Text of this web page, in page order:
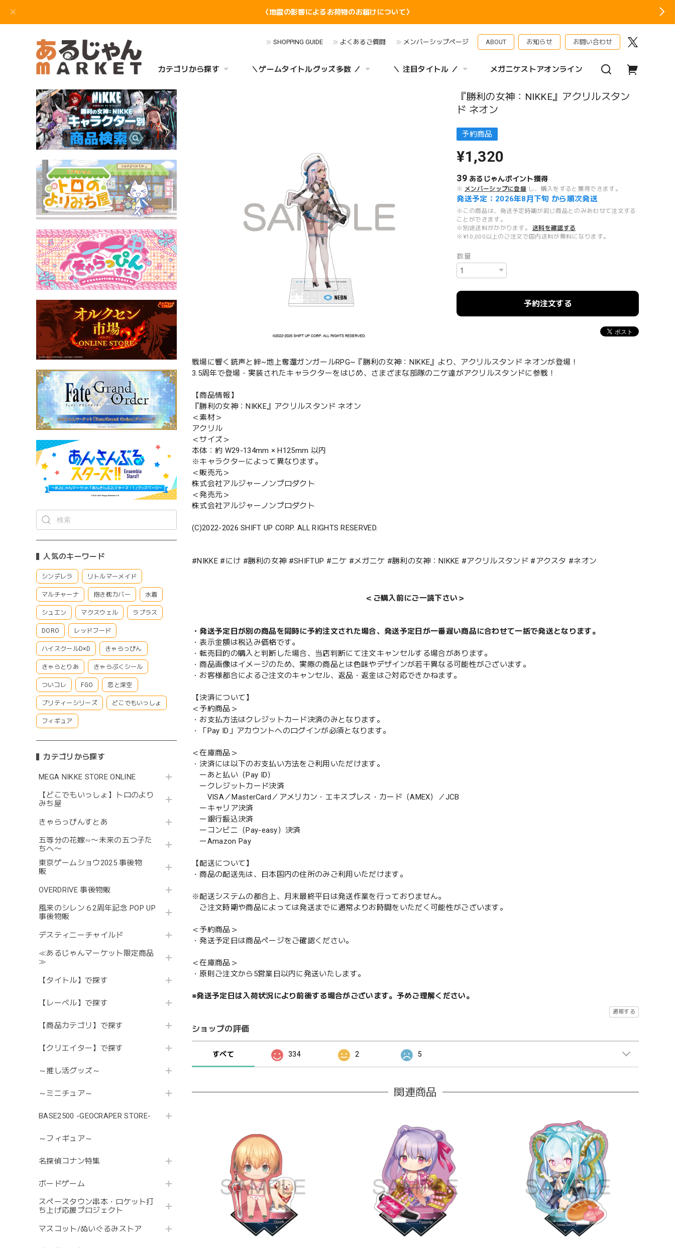
〈地震の影響によるお荷物のお届けについて〉
SHOPPING GUIDE よくあるご質問 メンバーシップページ ABOUT お知らせ お問い合わせ
カテゴリから探す ＼ゲームタイトルグッズ多数 ／ ＼ 注目タイトル ／ メガニケストアオンライン
人気のキーワード
シンデレラ リトルマーメイド
マルチャーナ 抱き枕カバー 水着
シュエン マクスウェル ラプラス
DORO レッドフード
ハイスクールD×D きゃらっぴん
きゃらとりあ きゃらぷくシール
ついコレ FGO 恋と深空
プリティーシリーズ どこでもいっしょ
フィギュア
カテゴリから探す
MEGA NIKKE STORE ONLINE
【どこでもいっしょ】トロのより
みち屋
きゃらっぴんすとあ
五等分の花嫁∽〜未来の五つ子た
ちへ〜
東京ゲームショウ2025 事後物
販
OVERDRIVE 事後物販
風来のシレン６2周年記念 POP UP
事後物販
デスティニーチャイルド
≪あるじゃんマーケット限定商品
≫
【タイトル】で探す
【レーベル】で探す
【商品カテゴリ】で探す
【クリエイター】で探す
～推し活グッズ～
～ミニチュア～
BASE2500 -GEOCRAPER STORE-
～フィギュア～
名探偵コナン特集
ボードゲーム
スペースタウン串本・ロケット打
ち上げ応援プロジェクト
マスコット/ぬいぐるみストア
『勝利の女神：NIKKE』アクリルスタン
ド ネオン
予約商品
¥1,320
39 あるじゃんポイント獲得
※ メンバーシップに登録 し、購入をすると獲得できます。
発送予定：2026年8月下旬 から順次発送
※この商品は、発送予定時期が同じ商品とのみあわせて注文する
ことができます。
※別途送料がかかります。
送料を確認する
※¥10,000以上のご注文で国内送料が無料になります。
数量
予約注文する
戦場に響く銃声と絆~地上奪還ガンガールRPG~『勝利の女神：NIKKE』より、アクリルスタンド ネオンが登場！
3.5周年で登場・実装されたキャラクターをはじめ、さまざまな部隊のニケ達がアクリルスタンドに参戦！
【商品情報】
『勝利の女神：NIKKE』アクリルスタンド ネオン
＜素材＞
アクリル
＜サイズ＞
本体：約 W29-134mm × H125mm 以内
※キャラクターによって異なります。
＜販売元＞
株式会社アルジャーノンプロダクト
＜発売元＞
株式会社アルジャーノンプロダクト
(C)2022-2026 SHIFT UP CORP. ALL RIGHTS RESERVED.
#NIKKE #にけ #勝利の女神 #SHIFTUP #ニケ #メガニケ #勝利の女神：NIKKE #アクリルスタンド #アクスタ #ネオン
＜ご購入前にご一読下さい＞
・発送予定日が別の商品を同時に予約注文された場合、発送予定日が一番遅い商品に合わせて一括で発送となります。
・表示金額は税込み価格です。
・転売目的の購入と判断した場合、当店判断にて注文キャンセルする場合があります。
・商品画像はイメージのため、実際の商品とは色味やデザインが若干異なる可能性がございます。
・お客様都合によるご注文のキャンセル、返品・返金はご対応できかねます。
【決済について】
＜予約商品＞
・お支払方法はクレジットカード決済のみとなります。
・「Pay ID」アカウントへのログインが必須となります。
＜在庫商品＞
・決済には以下のお支払い方法をご利用いただけます。
ーあと払い（Pay ID）
ークレジットカード決済
VISA／MasterCard／アメリカン・エキスプレス・カード（AMEX）／JCB
ーキャリア決済
ー銀行振込決済
ーコンビニ（Pay-easy）決済
ーAmazon Pay
【配送について】
・商品の配送先は、日本国内の住所のみご利用いただけます。
※配送システムの都合上、月末最終平日は発送作業を行っておりません。
ご注文時期や商品によっては発送までに通常よりお時間をいただく可能性がございます。
＜予約商品＞
・発送予定日は商品ページをご確認ください。
＜在庫商品＞
・原則ご注文から5営業日以内に発送いたします。
※発送予定日は入荷状況により前後する場合がございます。予めご理解ください。
通報する
ショップの評価
すべて 334 2 5
関連商品